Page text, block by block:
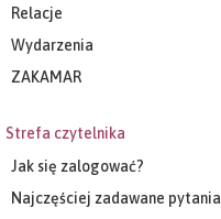
Relacje
Wydarzenia
ZAKAMAR
Strefa czytelnika
Jak się zalogować?
Najczęściej zadawane pytania